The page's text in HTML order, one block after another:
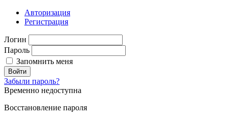
Авторизация
Регистрация
Логин
Пароль
Запомнить меня
Войти
Забыли пароль?
Временно недоступна
Восстановление пароля